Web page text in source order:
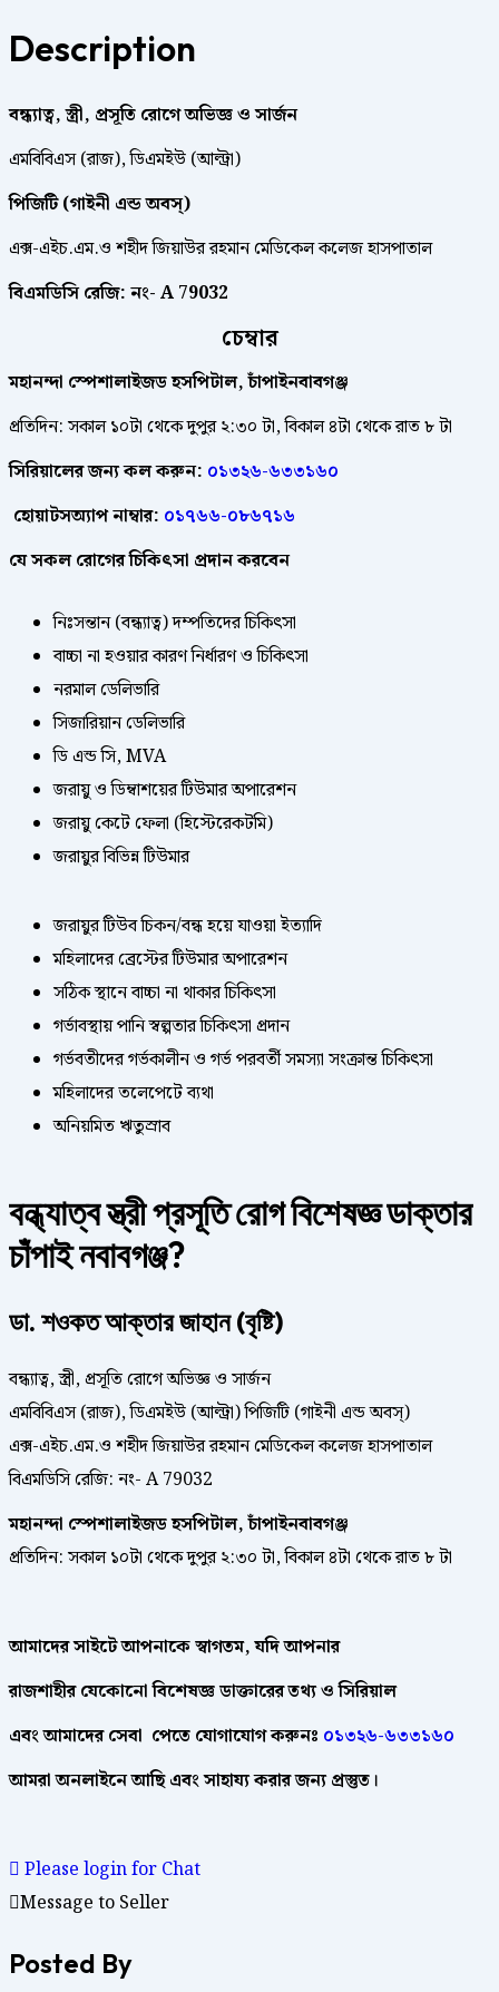
Description
বন্ধ্যাত্ব, স্ত্রী, প্রসূতি রোগে অভিজ্ঞ ও সার্জন
এমবিবিএস (রাজ), ডিএমইউ (আল্ট্রা)
পিজিটি (গাইনী এন্ড অবস্)
এক্স-এইচ.এম.ও শহীদ জিয়াউর রহমান মেডিকেল কলেজ হাসপাতাল
বিএমডিসি রেজি: নং- A 79032
চেম্বার
মহানন্দা স্পেশালাইজড হসপিটাল, চাঁপাইনবাবগঞ্জ
প্রতিদিন: সকাল ১০টা থেকে দুপুর ২:৩০ টা, বিকাল ৪টা থেকে রাত ৮ টা
সিরিয়ালের জন্য কল করুন: ০১৩২৬-৬৩৩১৬০
হোয়াটসঅ্যাপ নাম্বার: ০১৭৬৬-০৮৬৭১৬
যে সকল রোগের চিকিৎসা প্রদান করবেন
নিঃসন্তান (বন্ধ্যাত্ব) দম্পতিদের চিকিৎসা
বাচ্চা না হওয়ার কারণ নির্ধারণ ও চিকিৎসা
নরমাল ডেলিভারি
সিজারিয়ান ডেলিভারি
ডি এন্ড সি, MVA
জরায়ু ও ডিম্বাশয়ের টিউমার অপারেশন
জরায়ু কেটে ফেলা (হিস্টেরেকটমি)
জরায়ুর বিভিন্ন টিউমার
জরায়ুর টিউব চিকন/বন্ধ হয়ে যাওয়া ইত্যাদি
মহিলাদের ব্রেস্টের টিউমার অপারেশন
সঠিক স্থানে বাচ্চা না থাকার চিকিৎসা
গর্ভাবস্থায় পানি স্বল্পতার চিকিৎসা প্রদান
গর্ভবতীদের গর্ভকালীন ও গর্ভ পরবর্তী সমস্যা সংক্রান্ত চিকিৎসা
মহিলাদের তলেপেটে ব্যথা
অনিয়মিত ঋতুস্রাব
বন্ধ্যাত্ব স্ত্রীপ্রসূতি রোগবিশেষজ্ঞ ডাক্তার
চাঁপাই নবাবগঞ্জ?
ডা. শওকত আক্তার জাহান (বৃষ্টি)
বন্ধ্যাত্ব, স্ত্রী, প্রসূতি রোগে অভিজ্ঞ ও সার্জন
এমবিবিএস (রাজ), ডিএমইউ (আল্ট্রা) পিজিটি (গাইনী এন্ড অবস্)
এক্স-এইচ.এম.ও শহীদ জিয়াউর রহমান মেডিকেল কলেজ হাসপাতাল
বিএমডিসি রেজি: নং- A 79032
মহানন্দা স্পেশালাইজড হসপিটাল, চাঁপাইনবাবগঞ্জ
প্রতিদিন: সকাল ১০টা থেকে দুপুর ২:৩০ টা, বিকাল ৪টা থেকে রাত ৮ টা
আমাদেরসাইটেআপনাকেস্বাগতম,যদিআপনার
রাজশাহীর যেকোনো বিশেষজ্ঞডাক্তারেরতথ্য ও সিরিয়াল
এবং আমাদের সেবা পেতে যোগাযোগ করুনঃ ০১৩২৬-৬৩৩১৬০
আমরা অনলাইনেআছি এবংসাহায্যকরারজন্য প্রস্তুত।
Please login for Chat
Message to Seller
Posted By